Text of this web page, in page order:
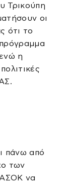
Τρικούπη
οι
ότι το
η
πάνω από
των
να